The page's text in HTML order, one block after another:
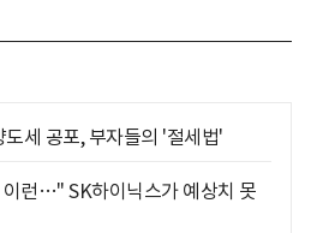
세 공포, 부자들의 '절세법'
런…" SK하이닉스가 예상치 못